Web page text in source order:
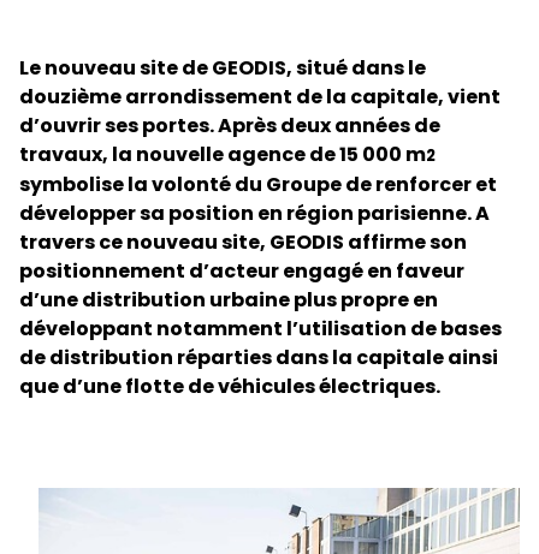
Sélectionner un pays et une langue
France - FR
Le nouveau site de GEODIS, situé dans le
douzième arrondissement de la capitale, vient
d’ouvrir ses portes. Après deux années de
travaux, la nouvelle agence de 15 000 m2
symbolise la volonté du Groupe de renforcer et
développer sa position en région parisienne. A
travers ce nouveau site, GEODIS affirme son
positionnement d’acteur engagé en faveur
d’une distribution urbaine plus propre en
développant notamment l’utilisation de bases
de distribution réparties dans la capitale ainsi
que d’une flotte de véhicules électriques.
Keepeek